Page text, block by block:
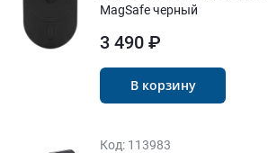
MagSafe черный
3 490 ₽
В корзину
Код: 113983